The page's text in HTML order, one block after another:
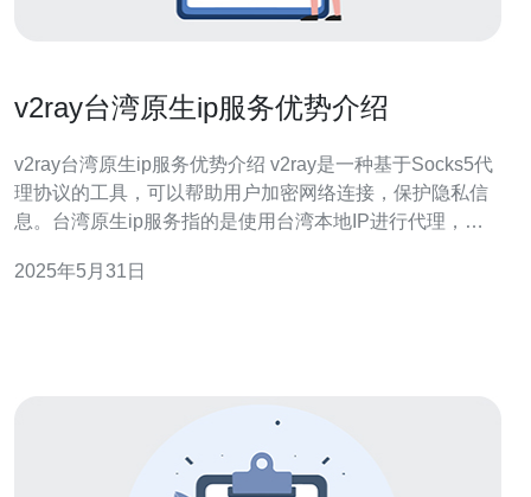
v2ray台湾原生ip服务优势介绍
v2ray台湾原生ip服务优势介绍 v2ray是一种基于Socks5代
理协议的工具，可以帮助用户加密网络连接，保护隐私信
息。台湾原生ip服务指的是使用台湾本地IP进行代理，让
接。 使用v2ray台湾原生ip服务，用户可以获得更稳定、更
2025年5月31日